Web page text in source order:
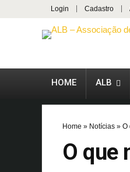
Login Cadastro
HOME ALB
Home » Notícias » O
O que